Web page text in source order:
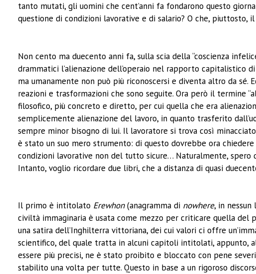
tanto mutati, gli uomini che cent’anni fa fondarono questo
questione di condizioni lavorative e di salario? O che, piuttosto,
Non cento ma duecento anni fa, sulla scia della “coscienza
drammatici l’alienazione dell’operaio nel rapporto capitalistico
ma umanamente non può più riconoscersi e diventa altro da
reazioni e trasformazioni che sono seguite. Ora però il termine
filosofico, più concreto e diretto, per cui quella che era
semplicemente alienazione del lavoro, in quanto trasferito
sempre minor bisogno di lui. Il lavoratore si trova così
è stato un suo mero strumento: di questo dovrebbe ora
condizioni lavorative non del tutto sicure… Naturalmente, spero
Intanto, voglio ricordare due libri, che a distanza di quasi
Il primo è intitolato Erewhon(anagramma di nowhere, in
civiltà immaginaria è usata come mezzo per criticare quella del
una satira dell’Inghilterra vittoriana, dei cui valori ci offre
scientifico, del quale tratta in alcuni capitoli intitolati, appunto,
essere più precisi, ne è stato proibito e bloccato con pene
stabilito una volta per tutte. Questo in base a un rigoroso